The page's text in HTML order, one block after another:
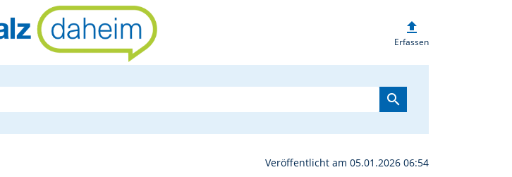
Neujahrschießen der Kastler
upload
Erfassen
search
Veröffentlicht am 05.01.2026 06:54